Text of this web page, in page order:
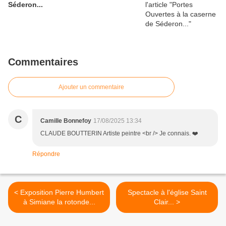
Séderon...
Commentaires
Ajouter un commentaire
C Camille Bonnefoy 17/08/2025 13:34
CLAUDE BOUTTERIN Artiste peintre <br /> Je connais. ❤️
Répondre
< Exposition Pierre Humbert
à Simiane la rotonde...
Spectacle à l'église Saint
Clair... >